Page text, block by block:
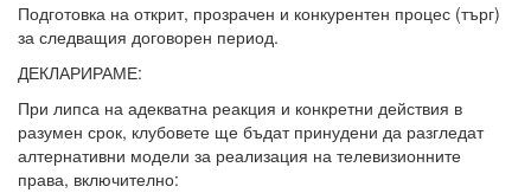
Подготовка на открит, прозрачен и конкурентен процес (търг)
за следващия договорен период.
ДЕКЛАРИРАМЕ:
При липса на адекватна реакция и конкретни действия в
разумен срок, клубовете ще бъдат принудени да разгледат
алтернативни модели за реализация на телевизионните
права, включително: